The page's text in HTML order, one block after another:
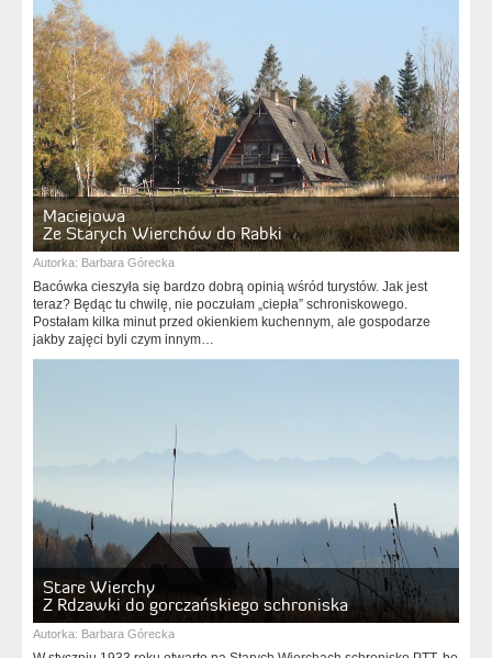
Maciejowa
Ze Starych Wierchów do Rabki
Autorka: Barbara Górecka
Bacówka cieszyła się bardzo dobrą opinią wśród turystów. Jak jest
teraz? Będąc tu chwilę, nie poczułam „ciepła” schroniskowego.
Postałam kilka minut przed okienkiem kuchennym, ale gospodarze
jakby zajęci byli czym innym…
Stare Wierchy
Z Rdzawki do gorczańskiego schroniska
Autorka: Barbara Górecka